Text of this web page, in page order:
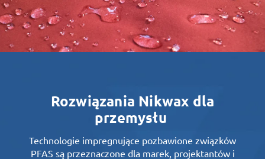
Rozwiązania Nikwax dla
przemysłu
Technologie impregnujące pozbawione związków
PFAS są przeznaczone dla marek, projektantów i